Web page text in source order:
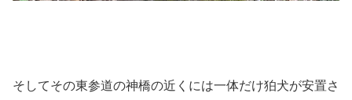
そしてその東参道の神橋の近くには一体だけ狛犬が安置さ